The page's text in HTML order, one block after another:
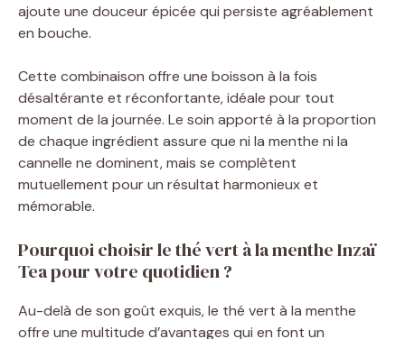
ajoute une douceur épicée qui persiste agréablement
en bouche.
Cette combinaison offre une boisson à la fois
désaltérante et réconfortante, idéale pour tout
moment de la journée. Le soin apporté à la proportion
de chaque ingrédient assure que ni la menthe ni la
cannelle ne dominent, mais se complètent
mutuellement pour un résultat harmonieux et
mémorable.
Pourquoi choisir le thé vert à la menthe Inzaï
Tea pour votre quotidien ?
Au-delà de son goût exquis, le thé vert à la menthe
offre une multitude d’avantages qui en font un